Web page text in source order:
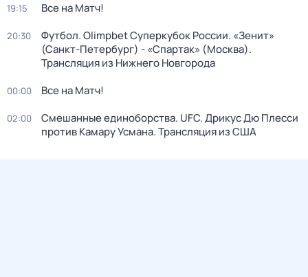
19:15 Все на Матч!
20:30
Футбол. Olimpbet Суперкубок России. «Зенит»
(Санкт-Петербург) - «Спартак» (Москва).
Трансляция из Нижнего Новгорода
00:00 Все на Матч!
02:00
Смешанные единоборства. UFC. Дрикус Дю Плесси
против Камару Усмана. Трансляция из США